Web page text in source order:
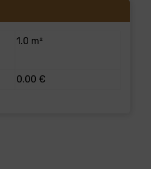
1.0 m²
0.00 €